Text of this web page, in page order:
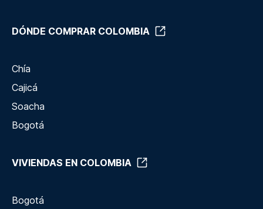
DÓNDE COMPRAR COLOMBIA
Chía
Cajicá
Soacha
Bogotá
VIVIENDAS EN COLOMBIA
Bogotá